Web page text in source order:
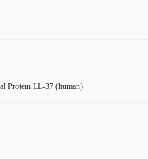
Protein LL-37 (human)